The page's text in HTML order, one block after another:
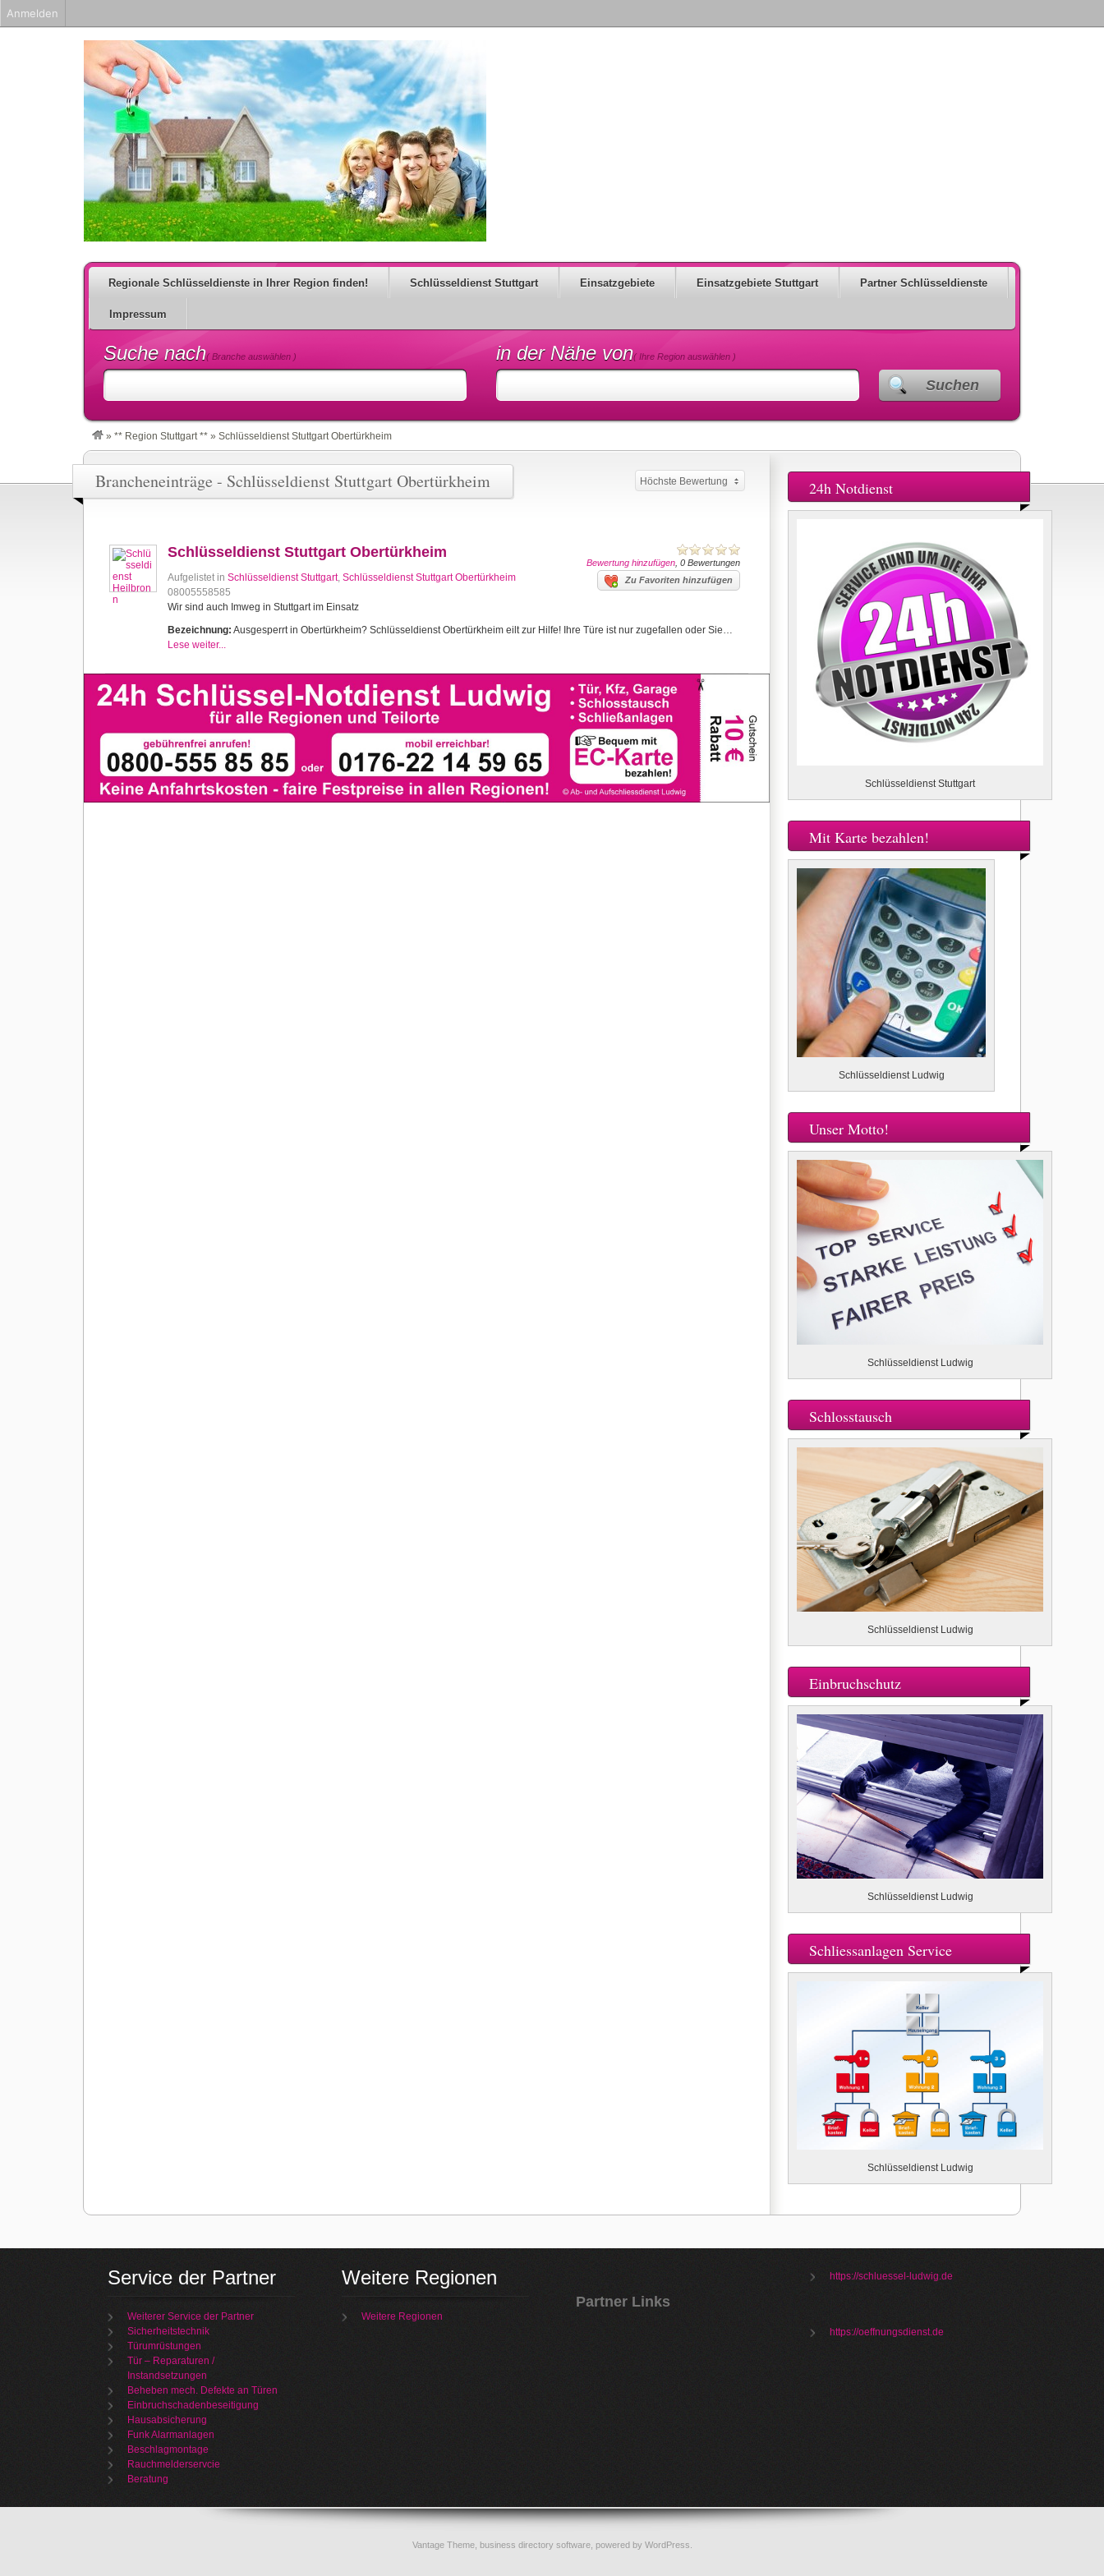
Regionale Schlüsseldienste in Ihrer Region finden! Schlüsseldienst Stuttgart Einsatzgebiete Einsatzgebiete Stuttgart Partner Schlüsseldienste
Impressum
Suche nach( Branche auswählen ) in der Nähe von( Ihre Region auswählen )
Suchen
» ** Region Stuttgart ** » Schlüsseldienst Stuttgart Obertürkheim
Brancheneinträge - Schlüsseldienst Stuttgart Obertürkheim Höchste Bewertung
Bewertung hinzufügen , 0 Bewertungen
Schlüsseldienst Stuttgart Obertürkheim
Aufgelistet in Schlüsseldienst Stuttgart, Schlüsseldienst Stuttgart Obertürkheim Zu Favoriten hinzufügen
08005558585
Wir sind auch Imweg in Stuttgart im Einsatz
Bezeichnung: Ausgesperrt in Obertürkheim? Schlüsseldienst Obertürkheim eilt zur Hilfe! Ihre Türe ist nur zugefallen oder Sie…
Lese weiter...
24h Notdienst
Schlüsseldienst Stuttgart
Mit Karte bezahlen!
Schlüsseldienst Ludwig
Unser Motto!
Schlüsseldienst Ludwig
Schlosstausch
Schlüsseldienst Ludwig
Einbruchschutz
Schlüsseldienst Ludwig
Schliessanlagen Service
Schlüsseldienst Ludwig
Service der Partner
Weiterer Service der Partner
Sicherheitstechnik
Türumrüstungen
Tür – Reparaturen /
Instandsetzungen
Beheben mech. Defekte an Türen
Einbruchschadenbeseitigung
Hausabsicherung
Funk Alarmanlagen
Beschlagmontage
Rauchmelderservcie
Beratung
Weitere Regionen
Weitere Regionen
Partner Links
https://schluessel-ludwig.de
https://oeffnungsdienst.de
Vantage Theme, business directory software, powered by WordPress
Anmelden